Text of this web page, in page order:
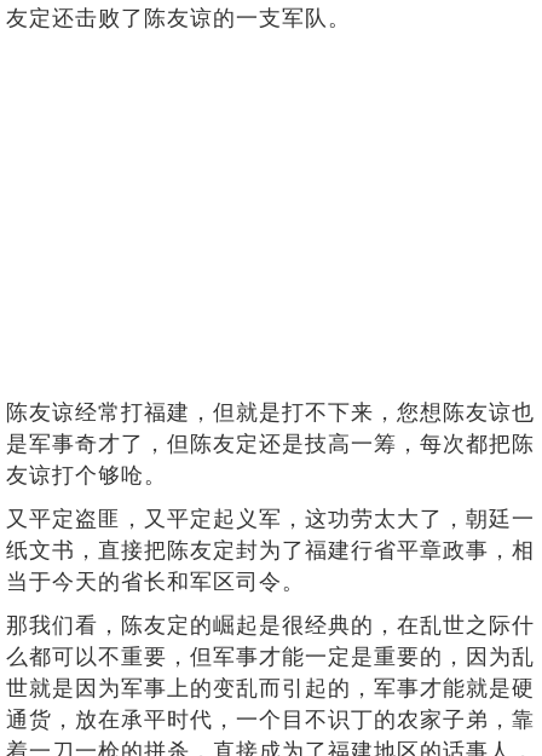
友定还击败了陈友谅的一支军队。
陈友谅经常打福建，但就是打不下来，您想陈友谅也
是军事奇才了，但陈友定还是技高一筹，每次都把陈
友谅打个够呛。
又平定盗匪，又平定起义军，这功劳太大了，朝廷一
纸文书，直接把陈友定封为了福建行省平章政事，相
当于今天的省长和军区司令。
那我们看，陈友定的崛起是很经典的，在乱世之际什
么都可以不重要，但军事才能一定是重要的，因为乱
世就是因为军事上的变乱而引起的，军事才能就是硬
通货，放在承平时代，一个目不识丁的农家子弟，靠
着一刀一枪的拼杀，直接成为了福建地区的话事人，